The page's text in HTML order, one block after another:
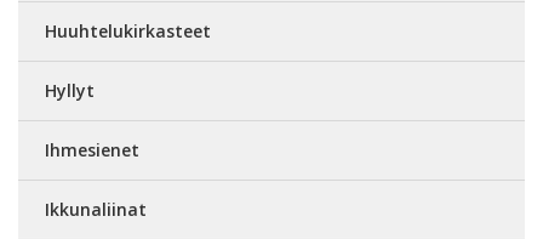
Huuhtelukirkasteet
Hyllyt
Ihmesienet
Ikkunaliinat